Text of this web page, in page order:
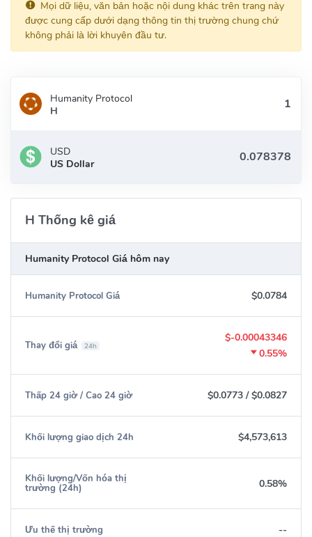
Mọi dữ liệu, văn bản hoặc nội dung khác trên trang này
được cung cấp dưới dạng thông tin thị trường chung chứ
không phải là lời khuyên đầu tư.
Humanity Protocol
H
USD
US Dollar
H Thống kê giá
Humanity Protocol Giá hôm nay
Humanity Protocol Giá $0.0784
Thay đổi giá 24h
$-0.00043346
0.55%
Thấp 24 giờ / Cao 24 giờ $0.0773 /$0.0827
Khối lượng giao dịch 24h $4,573,613
Khối lượng/Vốn hóa thị
trường (24h) 0.58%
Ưu thế thị trường --